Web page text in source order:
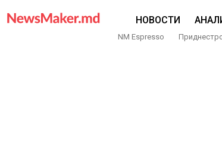
НОВОСТИ
NM Espresso